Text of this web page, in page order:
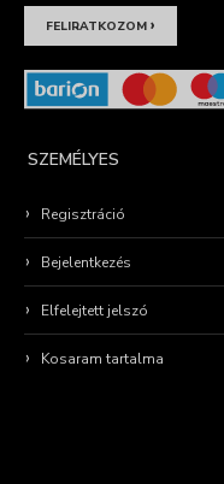
FELIRATKOZOM ›
SZEMÉLYES
Regisztráció
Bejelentkezés
Elfelejtett jelszó
Kosaram tartalma